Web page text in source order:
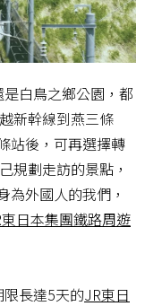
白鳥之鄉公園，都
新幹線到燕三條
站後，可再選擇轉
規劃走訪的景點，
為外國人的我們，
日本集團鐵路周遊
長達5天的JR東日